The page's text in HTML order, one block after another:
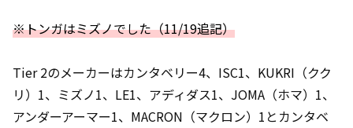
※トンガはミズノでした（11/19追記）
Tier 2のメーカーはカンタベリー4、ISC1、KUKRI（クク
リ）1、ミズノ1、LE1、アディダス1、JOMA（ホマ）1、
アンダーアーマー1、MACRON（マクロン）1とカンタベ